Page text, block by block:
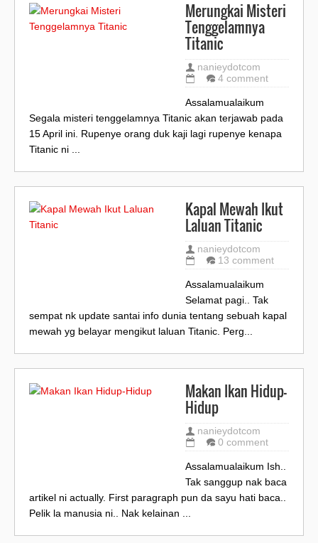
Merungkai Misteri
Tenggelamnya
Titanic
nanieydotcom
4 comment
Assalamualaikum
Segala misteri tenggelamnya Titanic akan terjawab pada
15 April ini. Rupenye orang duk kaji lagi rupenye kenapa
Titanic ni ...
Kapal Mewah Ikut
Laluan Titanic
nanieydotcom
13 comment
Assalamualaikum
Selamat pagi.. Tak
sempat nk update santai info dunia tentang sebuah kapal
mewah yg belayar mengikut laluan Titanic. Perg...
Makan Ikan Hidup-
Hidup
nanieydotcom
0 comment
Assalamualaikum Ish..
Tak sanggup nak baca
artikel ni actually. First paragraph pun da sayu hati baca..
Pelik la manusia ni.. Nak kelainan ...